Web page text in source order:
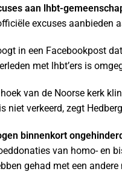
aan lhbt-
excuses aanbieden
in een Facebookpost
met lhbt’ers is
van de Noorse kerk
niet verkeerd, zegt
binnenkort
van homo- en
gehad met een andere